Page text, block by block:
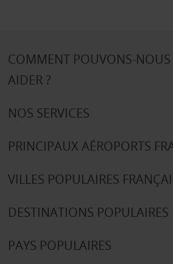
COMMENT POUVONS-NOUS
AIDER ?
NOS SERVICES
PRINCIPAUX AÉROPORTS
VILLES POPULAIRES
DESTINATIONS POPULAIRES
PAYS POPULAIRES